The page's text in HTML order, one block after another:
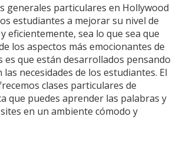
generales particulares en Hollywood
estudiantes a mejorar su nivel de
eficientemente, sea lo que sea que
los aspectos más emocionantes de
es que están desarrollados pensando
necesidades de los estudiantes. El
clases particulares de
que puedes aprender las palabras y
en un ambiente cómodo y